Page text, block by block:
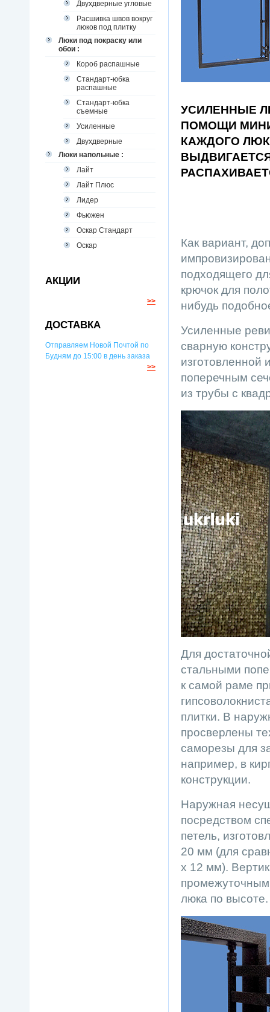
Двухдверные угловые
Расшивка швов вокруг
люков под плитку
Люки под покраску или
обои :
Короб распашные
Стандарт-юбка
распашные
Стандарт-юбка
съемные
Усиленные
Двухдверные
Люки напольные :
Лайт
Лайт Плюс
Лидер
Фьюжен
Оскар Стандарт
Оскар
АКЦИИ
>>
ДОСТАВКА
Отправляем Новой Почтой по
Будням до 15:00 в день заказа
>>
УСИЛЕННЫЕ
ПОМОЩИ
КАЖДОГО
Как вариант,
подходящего
крючок для
нибудь
Усиленные
сварную
изготовленной
поперечным
из трубы с
Для
стальными
к самой раме
плитки. В
просверлены
саморезы для
например, в
конструкции.
Наружная
посредством
петель,
20 мм (для
х 12 мм).
люка по высоте.